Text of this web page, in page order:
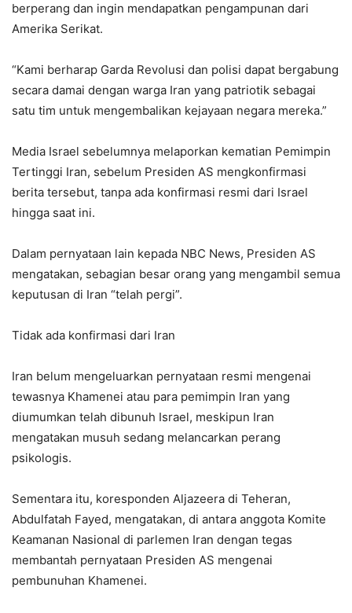
berperang dan ingin mendapatkan pengampunan dari
Amerika Serikat.
“Kami berharap Garda Revolusi dan polisi dapat bergabung
secara damai dengan warga Iran yang patriotik sebagai
satu tim untuk mengembalikan kejayaan negara mereka.”
Media Israel sebelumnya melaporkan kematian Pemimpin
Tertinggi Iran, sebelum Presiden AS mengkonfirmasi
berita tersebut, tanpa ada konfirmasi resmi dari Israel
hingga saat ini.
Dalam pernyataan lain kepada NBC News, Presiden AS
mengatakan, sebagian besar orang yang mengambil semua
keputusan di Iran “telah pergi”.
Tidak ada konfirmasi dari Iran
Iran belum mengeluarkan pernyataan resmi mengenai
tewasnya Khamenei atau para pemimpin Iran yang
diumumkan telah dibunuh Israel, meskipun Iran
mengatakan musuh sedang melancarkan perang
psikologis.
Sementara itu, koresponden Aljazeera di Teheran,
Abdulfatah Fayed, mengatakan, di antara anggota Komite
Keamanan Nasional di parlemen Iran dengan tegas
membantah pernyataan Presiden AS mengenai
pembunuhan Khamenei.